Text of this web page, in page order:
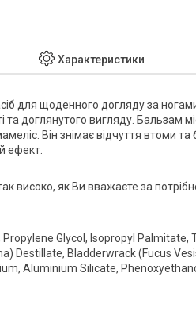
Характеристики
для щоденного догляду за
та доглянутого вигляду. Бальзам
Він знімає відчуття втоми
ефект.
високо, як Ви вважаєте за
Glycol, Isopropyl
Destillate, Bladderwrack (Fucus
Aluminium Silicate,